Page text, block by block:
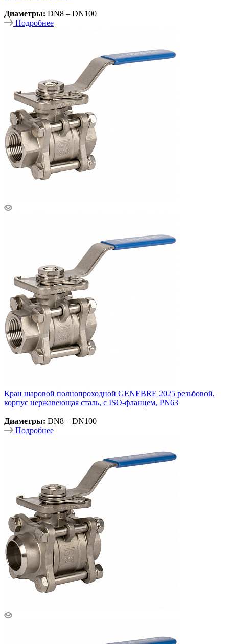
Диаметры: DN8 – DN100
Подробнее
Кран шаровой полнопроходной GENEBRE 2025 резьбовой,
корпус нержавеющая сталь, с ISO-фланцем, PN63
Диаметры: DN8 – DN100
Подробнее